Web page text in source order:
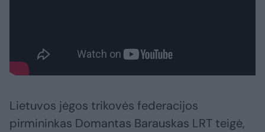
Lietuvos jėgos trikovės federacijos
pirmininkas Domantas Barauskas LRT teigė,